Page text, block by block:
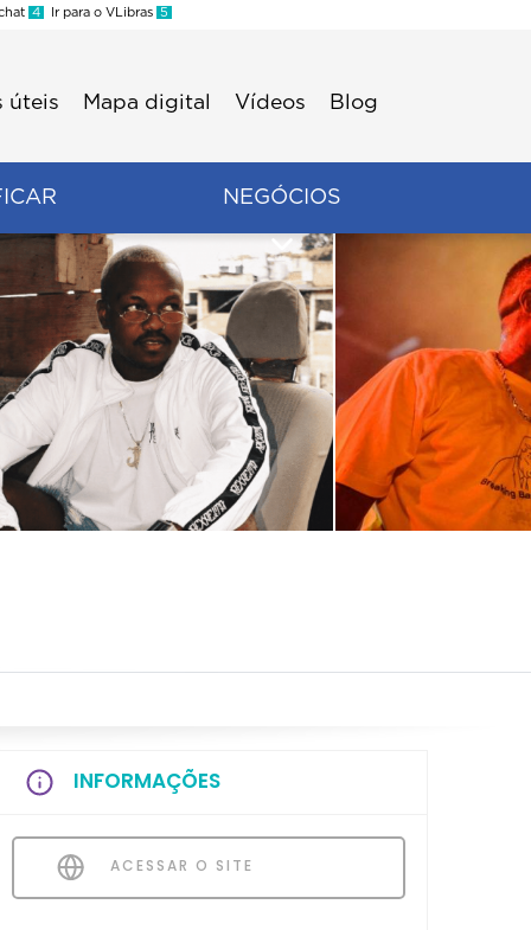
4 Ir para o VLibras 5
úteis Mapa digital Vídeos Blog
NEGÓCIOS
INFORMAÇÕES
ACESSAR O SITE